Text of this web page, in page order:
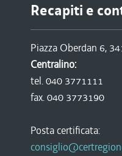
Recapiti e
Piazza Oberdan 6,
Centralino:
tel. 040 3771111
fax. 040 3773190
Posta certificata: